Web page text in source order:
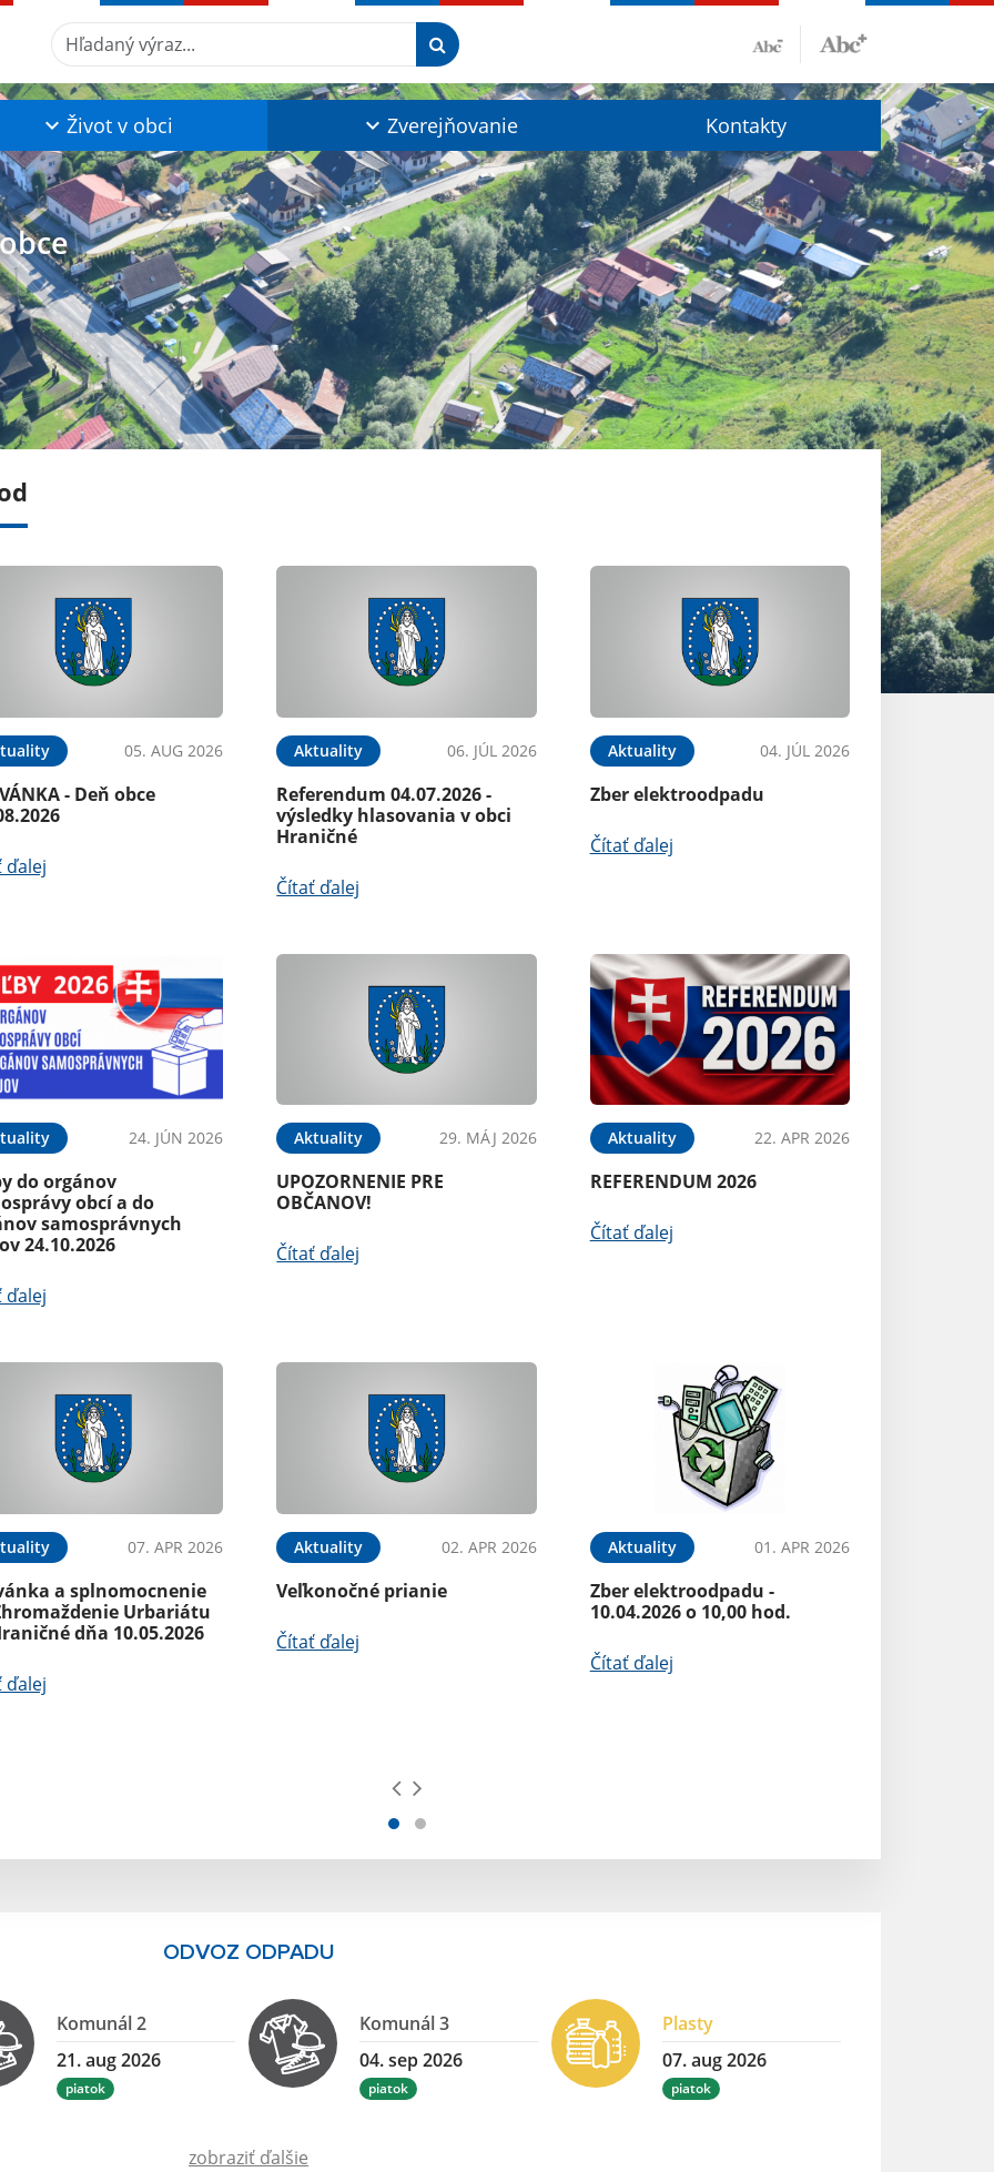
Hľadaný výraz...
Život v obci Zverejňovanie Kontakty
05. AUG 2026
- Deň obce
ďalej
Aktuality 06. JÚL 2026
Referendum 04.07.2026 -
výsledky hlasovania v obci
Hraničné
Čítať ďalej
Aktuality 04. JÚL 2026
Zber elektroodpadu
Čítať ďalej
24. JÚN 2026
do orgánov
obcí a do
samosprávnych
24.10.2026
ďalej
Aktuality 29. MÁJ 2026
UPOZORNENIE PRE
OBČANOV!
Čítať ďalej
Aktuality 22. APR 2026
REFERENDUM 2026
Čítať ďalej
07. APR 2026
a splnomocnenie
Urbariátu
dňa 10.05.2026
ďalej
Aktuality 02. APR 2026
Veľkonočné prianie
Čítať ďalej
Aktuality 01. APR 2026
Zber elektroodpadu -
10.04.2026 o 10,00 hod.
Čítať ďalej
ODVOZ ODPADU
Komunál 2
21. aug 2026
piatok
Komunál 3
04. sep 2026
piatok
Plasty
07. aug 2026
piatok
zobraziť ďalšie